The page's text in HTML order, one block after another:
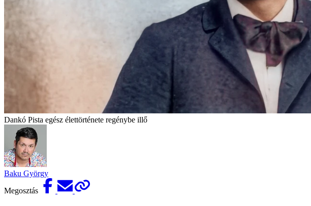
Dankó Pista egész élettörténete regénybe illő
Baku György
Megosztás